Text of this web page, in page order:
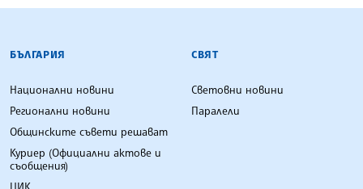
БЪЛГАРСКА ТЕЛЕГРАФНА АГЕНЦИЯ
БЪЛГАРИЯ
Национални новини
Регионални новини
Общинските съвети решават
Куриер (Официални актове и
съобщения)
СВЯТ
Световни новини
Паралели